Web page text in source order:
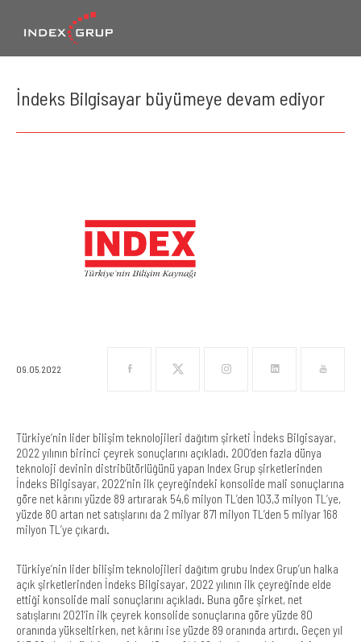
İndeks Bilgisayar büyümeye devam ediyor
09.05.2022
Türkiye’nin lider bilişim teknolojileri dağıtım şirketi İndeks Bilgisayar,
2022 yılının birinci çeyrek sonuçlarını açıkladı. 200’den fazla dünya
teknoloji devinin distribütörlüğünü yapan Index Grup şirketlerinden
İndeks Bilgisayar, 2022’nin ilk çeyreğindeki konsolide mali sonuçlarına
göre net kârını yüzde 89 artırarak 54,6 milyon TL’den 103,3 milyon TL’ye,
yüzde 80 artan net satışlarını da 2 milyar 871 milyon TL’den 5 milyar 168
milyon TL’ye çıkardı.
Türkiye’nin lider bilişim teknolojileri dağıtım grubu Index Grup’un halka
açık şirketlerinden İndeks Bilgisayar, 2022 yılının ilk çeyreğinde elde
ettiği konsolide mali sonuçlarını açıkladı. Buna göre şirket, net
satışlarını 2021’in ilk çeyrek konsolide sonuçlarına göre yüzde 80
oranında yükseltirken, net kârını ise yüzde 89 oranında artırdı. Geçen yıl